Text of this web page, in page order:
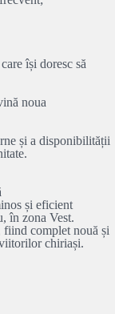
își doresc să
noua
și a disponibilității
și eficient
în zona Vest.
fiind complet nouă și
chiriași.